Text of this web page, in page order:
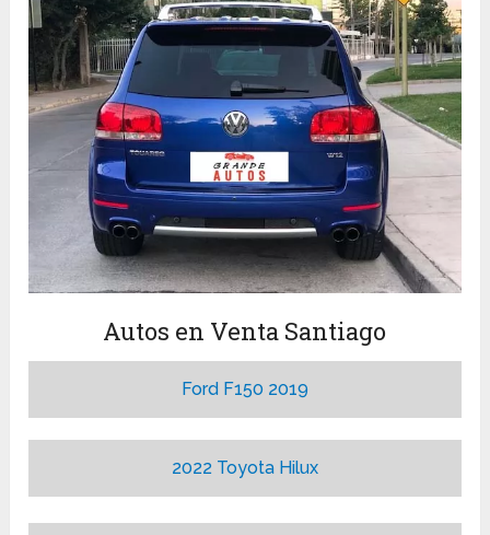
Autos en Venta Santiago
Ford F150 2019
2022 Toyota Hilux